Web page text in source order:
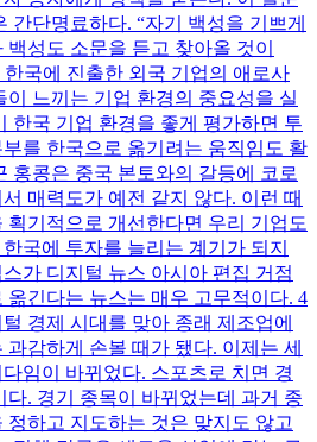
간단명료하다. “자기 백성을 기쁘게
성도 소문을 듣고 찾아올 것이
한국에 진출한 외국 기업의 애로사
이 느끼는 기업 환경의 중요성을 실
한국 기업 환경을 좋게 평가하면 투
를 한국으로 옮기려는 움직임도 활
홍콩은 중국 본토와의 갈등에 코로
매력도가 예전 같지 않다. 이런 때
획기적으로 개선한다면 우리 기업도
국에 투자를 늘리는 계기가 되지
가 디지털 뉴스 아시아 편집 거점
옮긴다는 뉴스는 매우 고무적이다. 4
경제 시대를 맞아 종래 제조업에
감하게 손볼 때가 됐다. 이제는 세
임이 바뀌었다. 스포츠로 치면 경
다. 경기 종목이 바뀌었는데 과거 종
정하고 지도하는 것은 맞지도 않고